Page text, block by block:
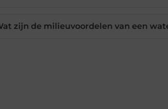
zijn de milieuvoordelen van een